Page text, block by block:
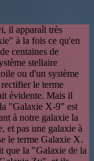
il apparaît très
à la fois ce qu'en
centaines de
stellaire
ou d'un système
le terme
évidente. Mais il
la "Galaxie X-9" est
à notre galaxie la
et pas une galaxie à
le terme Galaxie X.
que la "Galaxie de la